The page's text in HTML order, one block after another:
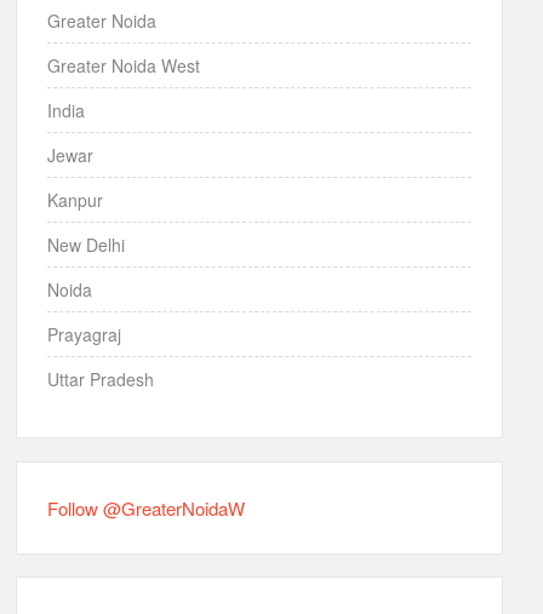
Greater Noida
Greater Noida West
India
Jewar
Kanpur
New Delhi
Noida
Prayagraj
Uttar Pradesh
Follow @GreaterNoidaW